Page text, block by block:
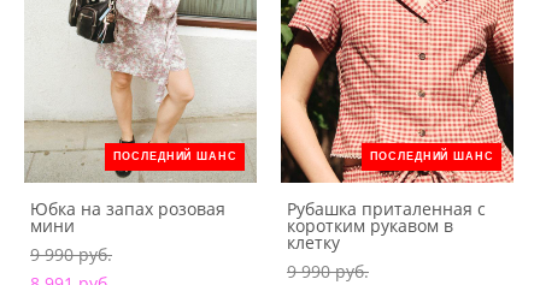
ПОСЛЕДНИЙ ШАНС
Юбка на запах розовая
мини
9 990 pуб.
ПОСЛЕДНИЙ ШАНС
Рубашка приталенная с
коротким рукавом в
клетку
9 990 pуб.